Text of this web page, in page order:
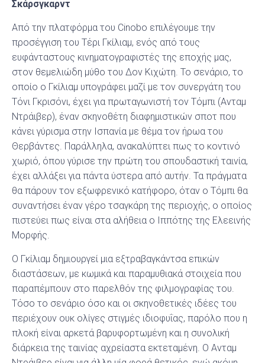
Σκάρσγκαρντ
Από την πλατφόρµα του Cinobo επιλέγουμε την
προσέγγιση του Τέρι Γκίλιαμ, ενός από τους
ευφάνταστους κινηματογραφιστές της εποχής μας,
στον θεμελιώδη μύθο του Δον Κιχώτη. Το σενάριο, το
οποίο ο Γκίλιαμ υπογράφει μαζί με τον συνεργάτη του
Τόνι Γκρισόνι, έχει για πρωταγωνιστή τον Τόμπι (Ανταμ
Ντράιβερ), έναν σκηνοθέτη διαφημιστικών σποτ που
κάνει γύρισμα στην Ισπανία με θέμα τον ήρωα του
Θερβάντες. Παράλληλα, ανακαλύπτει πως το κοντινό
χωριό, όπου γύρισε την πρώτη του σπουδαστική ταινία,
έχει αλλάξει για πάντα ύστερα από αυτήν. Τα πράγματα
θα πάρουν τον εξωφρενικό κατήφορο, όταν ο Τόμπι θα
συναντήσει έναν γέρο τσαγκάρη της περιοχής, ο οποίος
πιστεύει πως είναι στα αλήθεια ο Ιππότης της Ελεεινής
Μορφής.
Ο Γκίλιαμ δημιουργεί μια εξτραβαγκάντσα επικών
διαστάσεων, με κωμικά και παραμυθιακά στοιχεία που
παραπέμπουν στο παρελθόν της φιλμογραφίας του.
Τόσο το σενάριο όσο και οι σκηνοθετικές ιδέες του
περιέχουν ουκ ολίγες στιγμές ιδιοφυΐας, παρόλο που η
πλοκή είναι αρκετά βαρυφορτωμένη και η συνολική
διάρκεια της ταινίας αχρείαστα εκτεταμένη. Ο Ανταμ